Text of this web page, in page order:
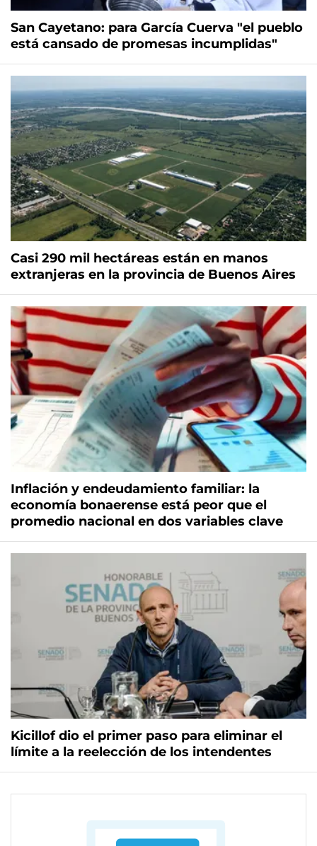
San Cayetano: para García Cuerva "el pueblo
está cansado de promesas incumplidas"
Casi 290 mil hectáreas están en manos
extranjeras en la provincia de Buenos Aires
Inflación y endeudamiento familiar: la
economía bonaerense está peor que el
promedio nacional en dos variables clave
Kicillof dio el primer paso para eliminar el
límite a la reelección de los intendentes